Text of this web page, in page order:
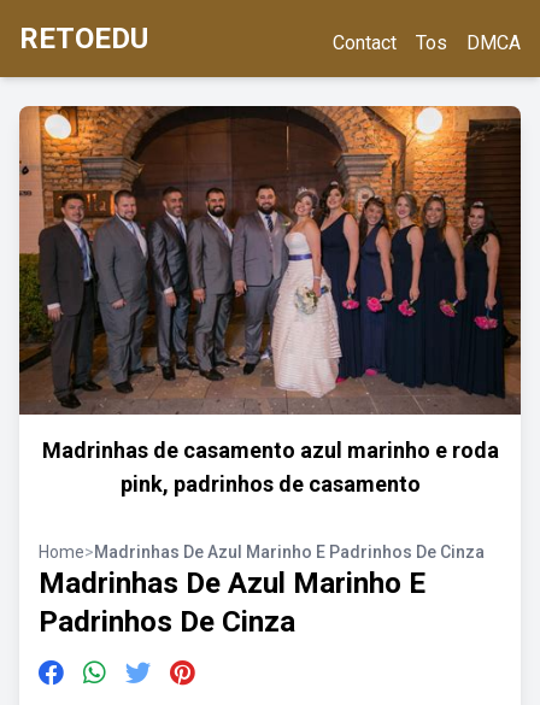
RETOEDU Contact Tos DMCA
Madrinhas de casamento azul marinho e roda
pink, padrinhos de casamento
Home>Madrinhas De Azul Marinho E Padrinhos De Cinza
Madrinhas De Azul Marinho E
Padrinhos De Cinza